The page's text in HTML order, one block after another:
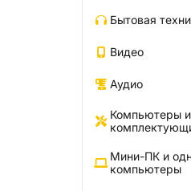
Бытовая
Видео
Аудио
Компьютеры и
Мини-ПК и
компьютеры